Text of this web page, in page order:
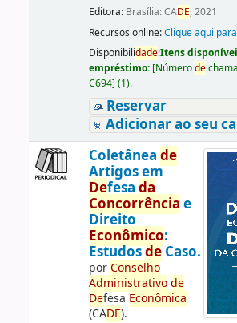
Editora: Brasília: CADE, 2021
Recursos online:Clique aqui
Disponibilidade:Itens
empréstimo: [Númerodechama
C694] (1).
Reservar
Adicionar ao seu
Coletânea de
Artigos em
Defesa da
Concorrência e
Direito
Econômico:
EstudosdeCaso.
porConselho
Administrativo de
Defesa Econômica
(CADE).